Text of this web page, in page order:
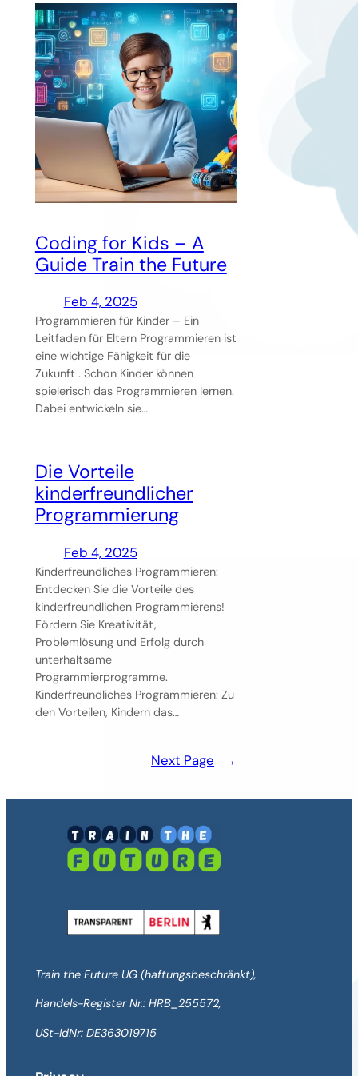
Coding for Kids – A
Guide Train the Future
Feb 4, 2025
Programmieren für Kinder – Ein
Leitfaden für Eltern Programmieren ist
eine wichtige Fähigkeit für die
Zukunft . Schon Kinder können
spielerisch das Programmieren lernen.
Dabei entwickeln sie…
Die Vorteile
kinderfreundlicher
Programmierung
Feb 4, 2025
Kinderfreundliches Programmieren:
Entdecken Sie die Vorteile des
kinderfreundlichen Programmierens!
Fördern Sie Kreativität,
Problemlösung und Erfolg durch
unterhaltsame
Programmierprogramme.
Kinderfreundliches Programmieren: Zu
den Vorteilen, Kindern das…
Next Page →
Train the Future UG (haftungsbeschränkt),
Handels-Register Nr.: HRB_255572,
USt-IdNr: DE363019715